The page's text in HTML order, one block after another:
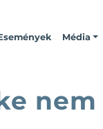
Média